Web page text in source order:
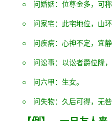
○ 问婚姻：位尊金多，可称
○ 问家宅：此宅地位，山环
○ 问疾病：心神不定，宜静
○ 问讼事：以讼者爵位隆，
○ 问六甲：生女。
○ 问失物：久后可得，无咎